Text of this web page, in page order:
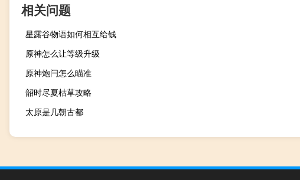
相关问题
星露谷物语如何相互给钱
原神怎么让等级升级
原神炮闩怎么瞄准
韶时尽夏枯草攻略
太原是几朝古都